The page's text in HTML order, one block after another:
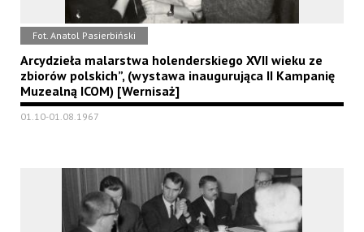
Fot. Anatol Pasierbiński
Arcydzieła malarstwa holenderskiego XVII wieku ze
zbiorów polskich”, (wystawa inaugurująca II Kampanię
Muzealną ICOM) [Wernisaż]
01.10-01.08.1967